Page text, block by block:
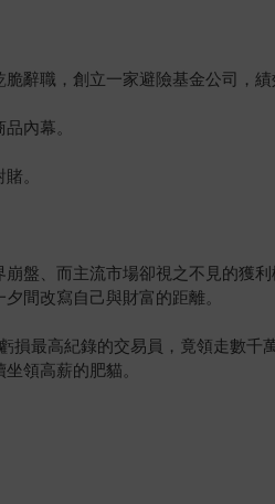
辭職，創立一家避險基金公司，績
內幕。
。
盤、而主流市場卻視之不見的獲
間改寫自己與財富的距離。
最高紀錄的交易員，竟領走數千
領高薪的肥貓。